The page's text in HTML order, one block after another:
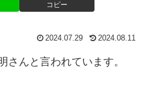
コピー
2024.07.29 2024.08.11
んと言われています。